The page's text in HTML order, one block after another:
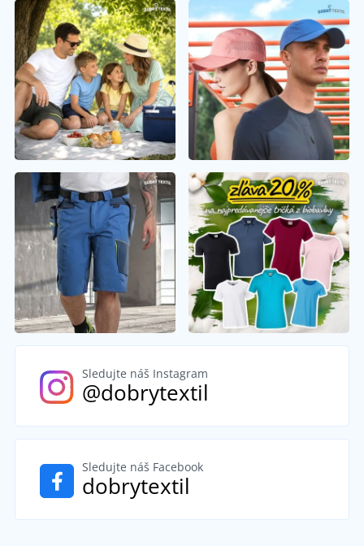
Sledujte náš Instagram
@dobrytextil
Sledujte náš Facebook
dobrytextil